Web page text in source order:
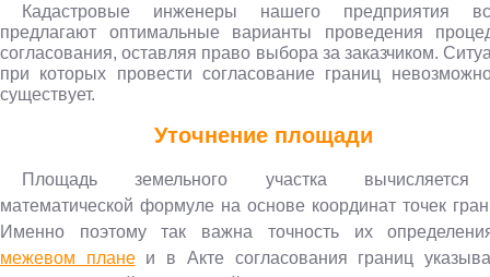
Кадастровые инженеры нашего предприятия
предлагают оптимальные варианты проведения
согласования, оставляя право выбора за заказчиком.
при которых провести согласование границ
существует.
Уточнение площади
Площадь земельного участка
математической формуле на основе координат точек
Именно поэтому так важна точность их
межевом планеи в Акте согласования границ